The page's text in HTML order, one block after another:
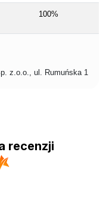
100%
z.o.o., ul. Rumuńska 1
recenzji